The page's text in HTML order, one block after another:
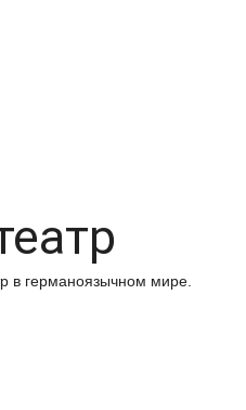
в германоязычном мире.